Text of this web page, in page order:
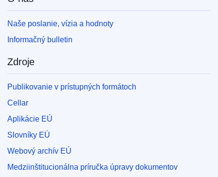
Naše poslanie, vízia a hodnoty
Informačný bulletin
Zdroje
Publikovanie v prístupných formátoch
Cellar
Aplikácie EÚ
Slovníky EÚ
Webový archív EÚ
Medziinštitucionálna príručka úpravy dokumentov